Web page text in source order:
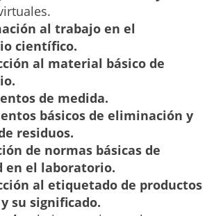
al trabajo en el
científico.
al material básico de
de medida.
básicos de eliminación y
residuos.
de normas básicas de
en el laboratorio.
al etiquetado de productos
su significado.